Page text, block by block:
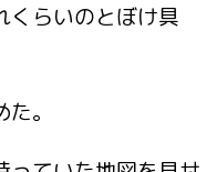
くらいのとぼけ具
。